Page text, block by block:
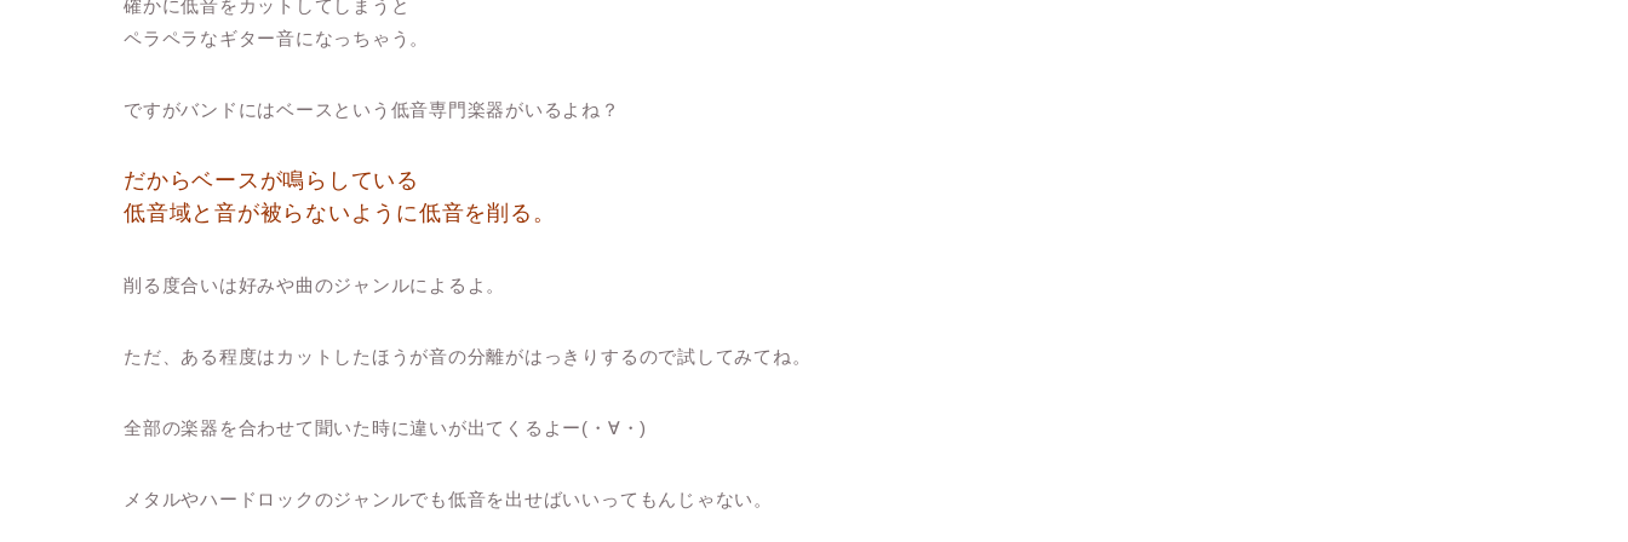
確かに低音をカットしてしまうと
ペラペラなギター音になっちゃう。
ですがバンドにはベースという低音専門楽器がいるよね？
だからベースが鳴らしている
低音域と音が被らないように低音を削る。
削る度合いは好みや曲のジャンルによるよ。
ただ、ある程度はカットしたほうが音の分離がはっきりするので試してみてね。
全部の楽器を合わせて聞いた時に違いが出てくるよー(・∀・)
メタルやハードロックのジャンルでも低音を出せばいいってもんじゃない。